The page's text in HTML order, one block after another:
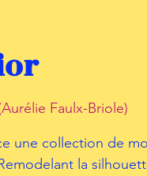
Faulx-Briole)
une collection de
la